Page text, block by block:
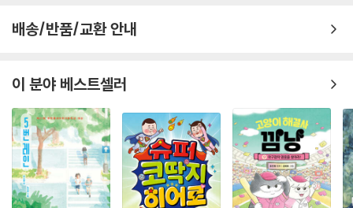
배송/반품/교환 안내
이 분야 베스트셀러